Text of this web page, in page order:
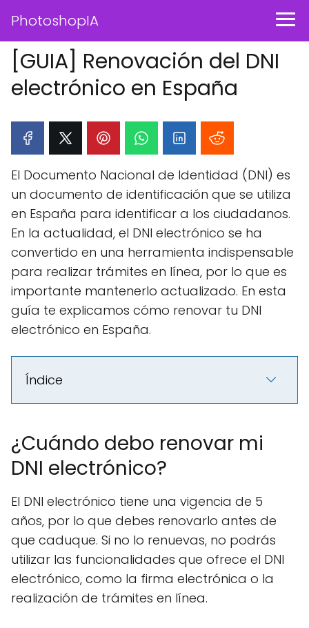
PhotoshopIA
[GUIA] Renovación del DNI
electrónico en España
El Documento Nacional de Identidad (DNI) es
un documento de identificación que se utiliza
en España para identificar a los ciudadanos.
En la actualidad, el DNI electrónico se ha
convertido en una herramienta indispensable
para realizar trámites en línea, por lo que es
importante mantenerlo actualizado. En esta
guía te explicamos cómo renovar tu DNI
electrónico en España.
Índice
¿Cuándo debo renovar mi
DNI electrónico?
El DNI electrónico tiene una vigencia de 5
años, por lo que debes renovarlo antes de
que caduque. Si no lo renuevas, no podrás
utilizar las funcionalidades que ofrece el DNI
electrónico, como la firma electrónica o la
realización de trámites en línea.